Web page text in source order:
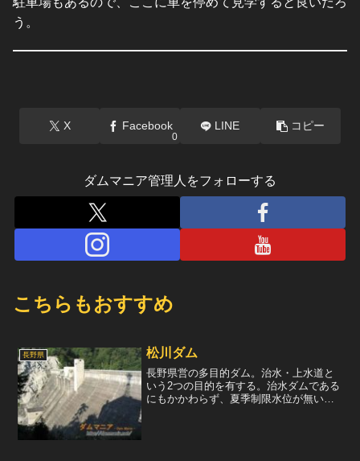
う。
X Facebook
0
LINE コピー
ダムマニア管理人をフォローする
こちらもおすすめ
長野県 松川ダム
長野県営の多目的ダム。治水・上水道と
いう2つの目的を有する。治水ダムである
にもかかわらず、夏季制限水位が無いの